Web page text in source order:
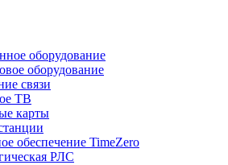
оборудование
оборудование
связи
ТВ
карты
обеспечение TimeZero
РЛС